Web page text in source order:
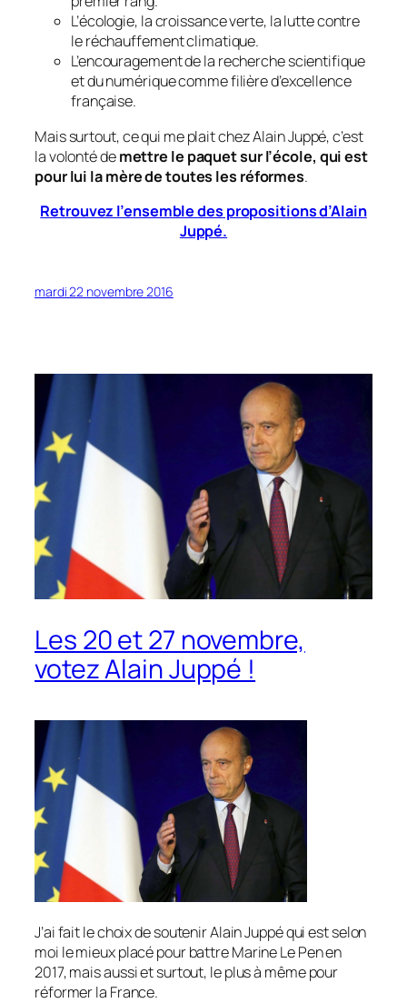
L’écologie, la croissance verte, la lutte contre
le réchauffement climatique.
L’encouragement de la recherche scientifique
et du numérique comme filière d’excellence
française.
Mais surtout, ce qui me plait chez Alain Juppé, c’est
la volonté demettre le paquet sur l’école, qui est
pour lui la mère de toutes les réformes.
Retrouvez l’ensemble des propositions d’Alain
Juppé.
mardi 22 novembre 2016
Les 20 et 27 novembre,
votez Alain Juppé !
J’ai fait le choix de soutenir Alain Juppé qui est selon
moi le mieux placé pour battre Marine Le Pen en
2017, mais aussi et surtout, le plus à même pour
réformer la France.